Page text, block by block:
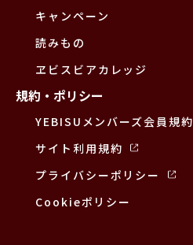
キャンペーン
読みもの
ヱビスビアカレッジ
規約・ポリシー
YEBISUメンバーズ会員規約
サイト利用規約
プライバシーポリシー
Cookieポリシー